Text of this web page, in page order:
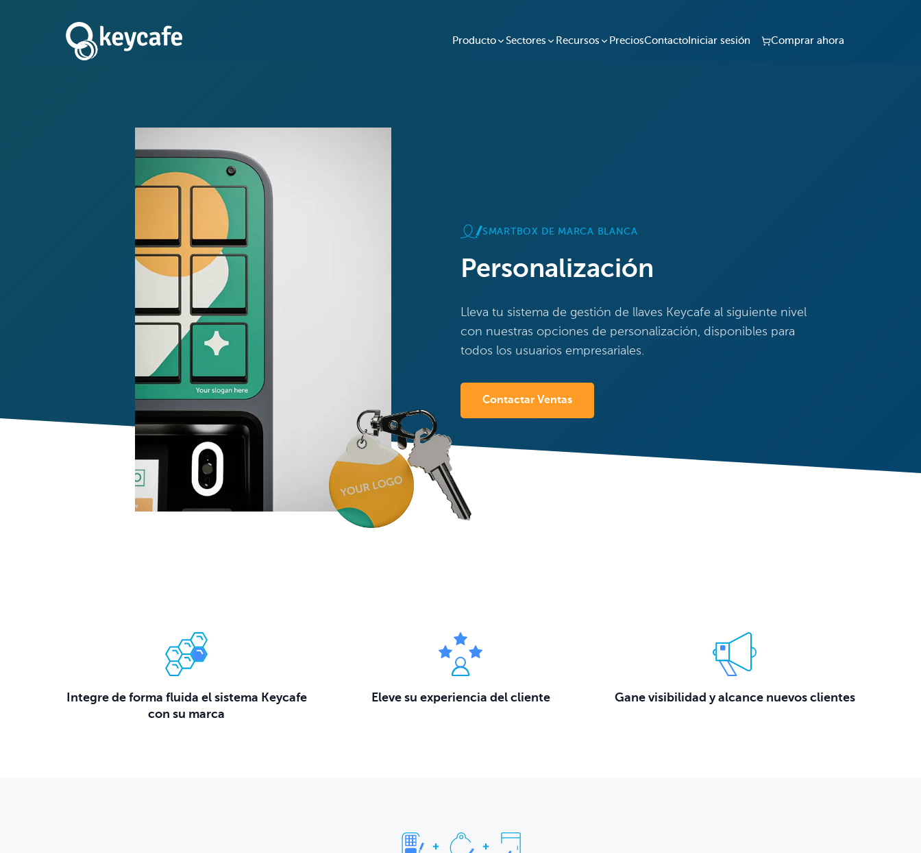
Producto Sectores Recursos PreciosContacto Iniciar sesión Comprar ahora
SMARTBOX DE MARCA BLANCA
Personalización
Lleva tu sistema de gestión de llaves Keycafe al siguiente nivel
con nuestras opciones de personalización, disponibles para
todos los usuarios empresariales.
Contactar Ventas
Integre de forma fluida el sistema Keycafe
con su marca
Eleve su experiencia del cliente Gane visibilidad y alcance nuevos clientes